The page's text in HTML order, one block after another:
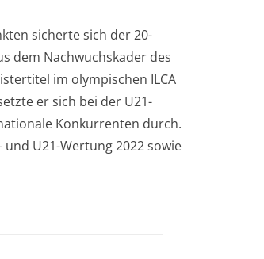
sicherte sich der 20-
dem Nachwuchskader des
im olympischen ILCA
er sich bei der U21-
Konkurrenten durch.
U21-Wertung 2022 sowie